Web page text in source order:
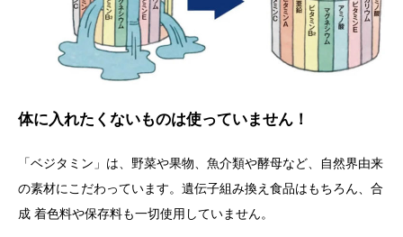
体に入れたくないものは使っていません！
「ベジタミン」は、野菜や果物、魚介類や酵母など、自然界由来
の素材にこだわっています。遺伝子組み換え食品はもちろん、合
成 着色料や保存料も一切使用していません。